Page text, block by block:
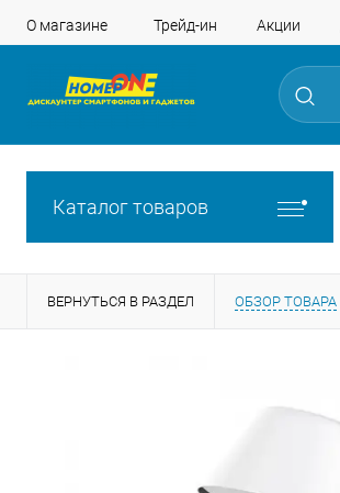
О магазине Трейд-ин Акции
Каталог товаров
ВЕРНУТЬСЯ В РАЗДЕЛ ОБЗОР ТОВАРА